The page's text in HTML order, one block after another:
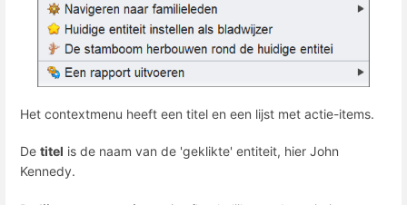
Het contextmenu heeft een titel en een lijst met actie-items.
De titel is de naam van de 'geklikte' entiteit, hier John
Kennedy.